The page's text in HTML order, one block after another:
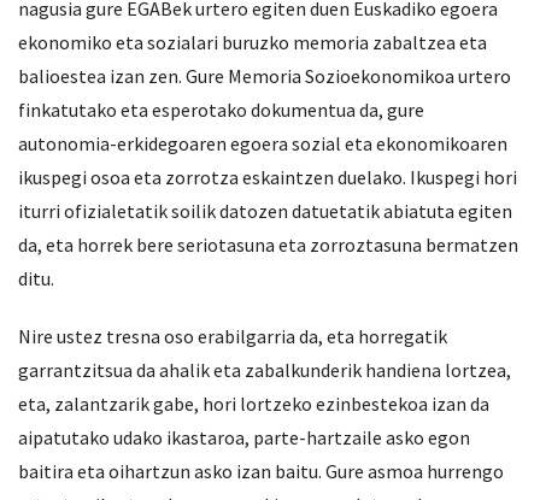
nagusia gure EGABek urtero egiten duen Euskadiko egoera
ekonomiko eta sozialari buruzko memoria zabaltzea eta
balioestea izan zen. Gure Memoria Sozioekonomikoa urtero
finkatutako eta esperotako dokumentua da, gure
autonomia-erkidegoaren egoera sozial eta ekonomikoaren
ikuspegi osoa eta zorrotza eskaintzen duelako. Ikuspegi hori
iturri ofizialetatik soilik datozen datuetatik abiatuta egiten
da, eta horrek bere seriotasuna eta zorroztasuna bermatzen
ditu.
Nire ustez tresna oso erabilgarria da, eta horregatik
garrantzitsua da ahalik eta zabalkunderik handiena lortzea,
eta, zalantzarik gabe, hori lortzeko ezinbestekoa izan da
aipatutako udako ikastaroa, parte-hartzaile asko egon
baitira eta oihartzun asko izan baitu. Gure asmoa hurrengo